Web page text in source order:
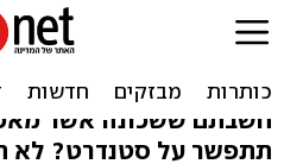
בקרוב ברעננה:
משאיות זבל
חשבתם ששכונה אשר